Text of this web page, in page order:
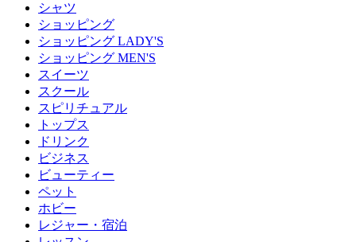
シャツ
ショッピング
ショッピング LADY'S
ショッピング MEN'S
スイーツ
スクール
スピリチュアル
トップス
ドリンク
ビジネス
ビューティー
ペット
ホビー
レジャー・宿泊